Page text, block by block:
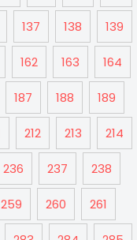
137 138 139
162 163 164
187 188 189
212 213 214
236 237 238
259 260 261